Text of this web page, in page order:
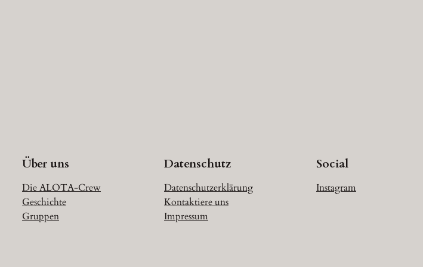
Über uns
Die ALOTA-Crew
Geschichte
Gruppen
Datenschutz
Datenschutzerklärung
Kontaktiere uns
Impressum
Social
Instagram